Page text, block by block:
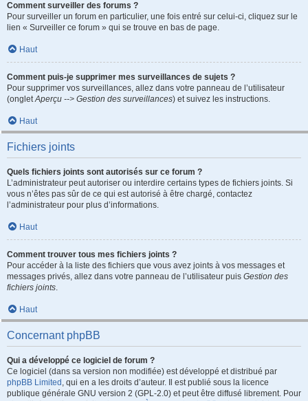
Comment surveiller des forums ?
Pour surveiller un forum en particulier, une fois entré sur celui-ci, cliquez sur le
lien « Surveiller ce forum » qui se trouve en bas de page.
Haut
Comment puis-je supprimer mes surveillances de sujets ?
Pour supprimer vos surveillances, allez dans votre panneau de l’utilisateur
(ongletAperçu --> Gestion des surveillances) et suivez les instructions.
Haut
Fichiers joints
Quels fichiers joints sont autorisés sur ce forum ?
L’administrateur peut autoriser ou interdire certains types de fichiers joints. Si
vous n’êtes pas sûr de ce qui est autorisé à être chargé, contactez
l’administrateur pour plus d’informations.
Haut
Comment trouver tous mes fichiers joints ?
Pour accéder à la liste des fichiers que vous avez joints à vos messages et
messages privés, allez dans votre panneau de l’utilisateur puis Gestion des
fichiers joints.
Haut
Concernant phpBB
Qui a développé ce logiciel de forum ?
Ce logiciel (dans sa version non modifiée) est développé et distribué par
phpBB Limited , qui en a les droits d’auteur. Il est publié sous la licence
publique générale GNU version 2 (GPL-2.0) et peut être diffusé librement. Pour